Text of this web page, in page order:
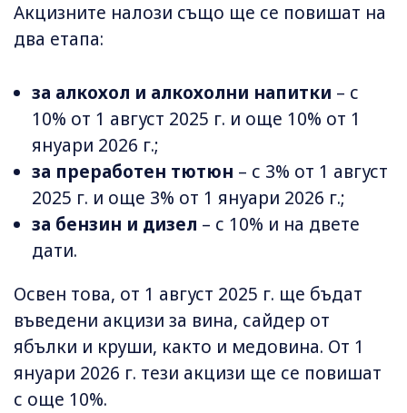
Акцизните налози също ще се повишат на
два етапа:
за алкохол и алкохолни напитки – с
10% от 1 август 2025 г. и още 10% от 1
януари 2026 г.;
за преработен тютюн – с 3% от 1 август
2025 г. и още 3% от 1 януари 2026 г.;
за бензин и дизел – с 10% и на двете
дати.
Освен това, от 1 август 2025 г. ще бъдат
въведени акцизи за вина, сайдер от
ябълки и круши, както и медовина. От 1
януари 2026 г. тези акцизи ще се повишат
с още 10%.